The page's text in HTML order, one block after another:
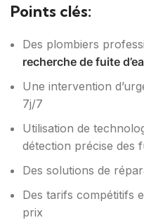
Points clés:
Des plombiers
recherche de fuite
Une intervention
7j/7
Utilisation de
détection précise des
Des solutions de
Des tarifs compétitifs
prix